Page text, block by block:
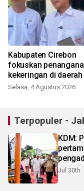
Kabupaten Cirebon
fokuskan
kekeringan di
Selasa, 4 Agustus 2026
Terpopuler -
KDM:
Jul 30th